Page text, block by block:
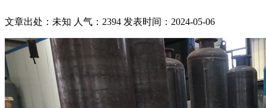
文章出处：未知 人气：2394 发表时间：2024-05-06